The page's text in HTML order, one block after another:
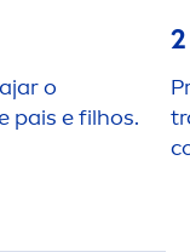
o
pais e filhos.